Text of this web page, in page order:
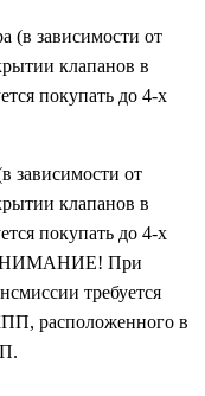
(в зависимости от
клапанов в
покупать до 4-х
зависимости от
клапанов в
покупать до 4-х
ВНИМАНИЕ! При
требуется
расположенного в